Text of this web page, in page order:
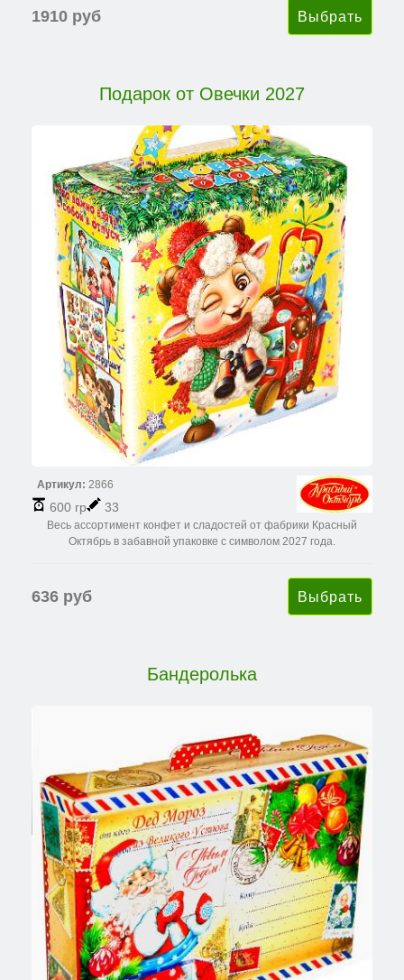
1910 руб
Подарок от Овечки 2027
Артикул: 2866
600 гр 33
Весь ассортимент конфет и сладостей от фабрики Красный
Октябрь в забавной упаковке с символом 2027 года.
636 руб
Бандеролька